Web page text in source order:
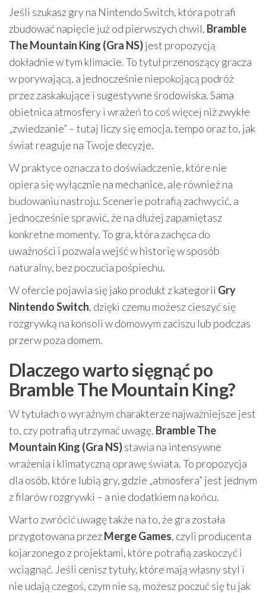
Jeśli szukasz gry na Nintendo Switch, która potrafi
zbudować napięcie już od pierwszych chwil, Bramble
The Mountain King (Gra NS)jest propozycją
dokładnie w tym klimacie. To tytuł przenoszący gracza
w porywającą, a jednocześnie niepokojącą podróż
przez zaskakujące i sugestywne środowiska. Sama
obietnica atmosfery i wrażeń to coś więcej niż zwykłe
„zwiedzanie” – tutaj liczy się emocja, tempo oraz to, jak
świat reaguje na Twoje decyzje.
W praktyce oznacza to doświadczenie, które nie
opiera się wyłącznie na mechanice, ale również na
budowaniu nastroju. Scenerie potrafią zachwycić, a
jednocześnie sprawić, że na dłużej zapamiętasz
konkretne momenty. To gra, która zachęca do
uważności i pozwala wejść w historię w sposób
naturalny, bez poczucia pośpiechu.
W ofercie pojawia się jako produkt z kategorii Gry
Nintendo Switch, dzięki czemu możesz cieszyć się
rozgrywką na konsoli w domowym zaciszu lub podczas
przerw poza domem.
Dlaczego warto sięgnąć po
Bramble The Mountain King?
W tytułach o wyraźnym charakterze najważniejsze jest
to, czy potrafią utrzymać uwagę. Bramble The
Mountain King (Gra NS)stawia na intensywne
wrażenia i klimatyczną oprawę świata. To propozycja
dla osób, które lubią gry, gdzie „atmosfera” jest jednym
z filarów rozgrywki – a nie dodatkiem na końcu.
Warto zwrócić uwagę także na to, że gra została
przygotowana przezMerge Games, czyli producenta
kojarzonego z projektami, które potrafią zaskoczyć i
wciągnąć. Jeśli cenisz tytuły, które mają własny styl i
nie udają czegoś, czym nie są, możesz poczuć się tu jak